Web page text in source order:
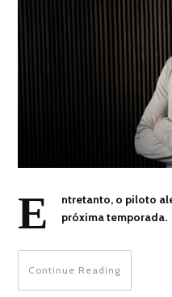
E
ntretanto, o piloto
próxima temporada.
Continue Reading